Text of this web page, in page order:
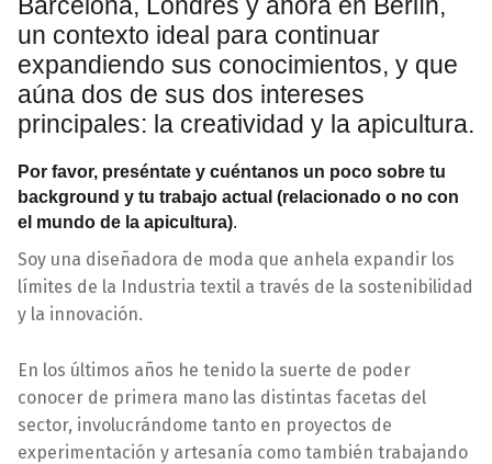
un contexto ideal para continuar
expandiendo sus conocimientos, y que
aúna dos de sus dos intereses
principales: la creatividad y la apicultura.
Por favor, preséntate y cuéntanos un poco sobre tu
background y tu trabajo actual (relacionado o no con
el mundo de la apicultura).
Soy una diseñadora de moda que anhela expandir los
límites de la Industria textil a través de la sostenibilidad
y la innovación.
En los últimos años he tenido la suerte de poder
conocer de primera mano las distintas facetas del
sector, involucrándome tanto en proyectos de
experimentación y artesanía como también trabajando